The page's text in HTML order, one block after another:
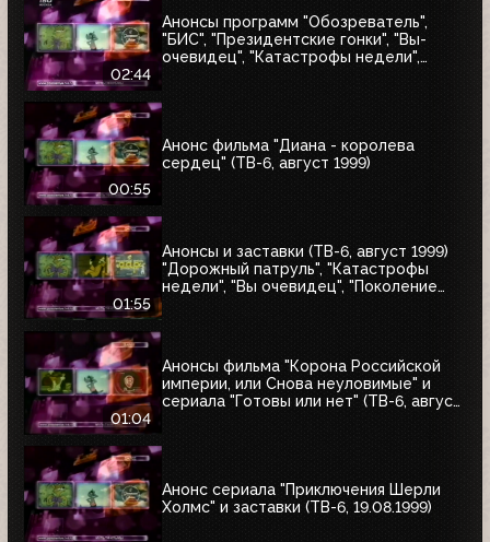
02:44
Анонсы программ "Обозреватель",
"БИС", "Президентские гонки", "Вы-
очевидец", "Катастрофы недели",
00:55
Анонс фильма "Диана - королева
сердец" (ТВ-6, август 1999)
01:55
Анонсы и заставки (ТВ-6, август 1999)
"Дорожный патруль", "Катастрофы
недели", "Вы очевидец", "Поколение
01:04
Анонсы фильма "Корона Российской
империи, или Снова неуловимые" и
сериала "Готовы или нет" (ТВ-6, август
Анонс сериала "Приключения Шерли
Холмс" и заставки (ТВ-6, 19.08.1999)